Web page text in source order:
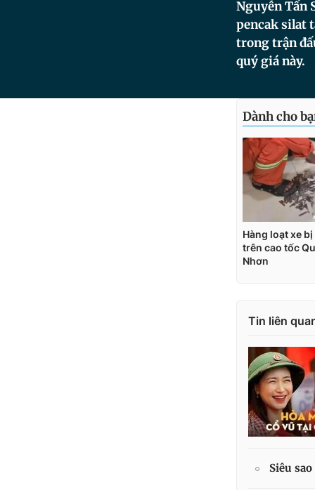
Nguyễn Tấn
pencak silat
trong trận
quý giá này.
Tin liên
Siêu